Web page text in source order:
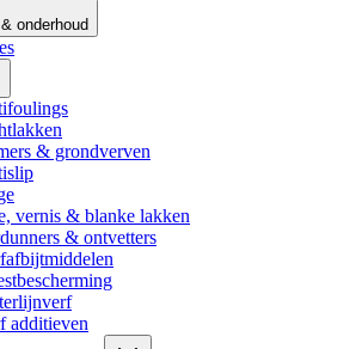
onderhoud
& grondverven
vernis & blanke lakken
& ontvetters
additieven